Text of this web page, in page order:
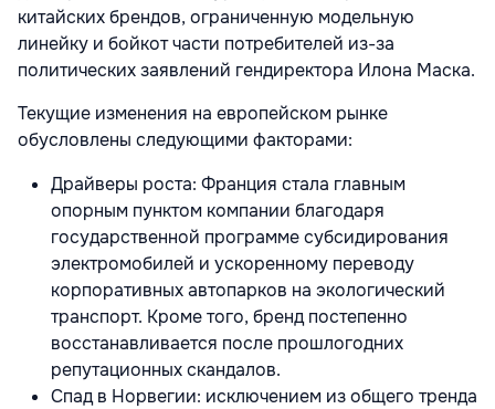
китайских брендов, ограниченную модельную
линейку и бойкот части потребителей из-за
политических заявлений гендиректора Илона Маска.
Текущие изменения на европейском рынке
обусловлены следующими факторами:
Драйверы роста: Франция стала главным
опорным пунктом компании благодаря
государственной программе субсидирования
электромобилей и ускоренному переводу
корпоративных автопарков на экологический
транспорт. Кроме того, бренд постепенно
восстанавливается после прошлогодних
репутационных скандалов.
Спад в Норвегии: исключением из общего тренда